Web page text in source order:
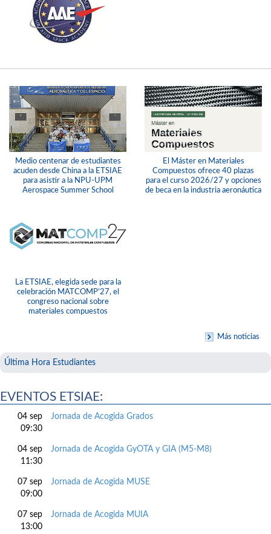
Medio centenar de estudiantes
acuden desde China a la ETSIAE
para asistir a la NPU-UPM
Aerospace Summer School
El Máster en Materiales
Compuestos ofrece 40 plazas
para el curso 2026/27 y opciones
de beca en la industria aeronáutica
La ETSIAE, elegida sede para la
celebración MATCOMP’27, el
congreso nacional sobre
materiales compuestos
Más noticias
Última Hora Estudiantes
EVENTOS ETSIAE:
04 sep
09:30
Jornada de Acogida Grados
04 sep
11:30
Jornada de Acogida GyOTA y GIA (M5-M8)
07 sep
09:00
Jornada de Acogida MUSE
07 sep
13:00
Jornada de Acogida MUIA